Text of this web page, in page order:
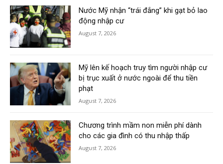
Nước Mỹ nhận “trái đắng” khi gạt bỏ lao
động nhập cư
August 7, 2026
Mỹ lên kế hoạch truy tìm người nhập cư
bị trục xuất ở nước ngoài để thu tiền
phạt
August 7, 2026
Chương trình mầm non miễn phí dành
cho các gia đình có thu nhập thấp
August 7, 2026